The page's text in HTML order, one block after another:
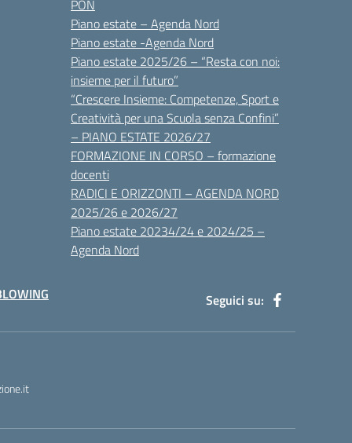
PON
Piano estate – Agenda Nord
Piano estate -Agenda Nord
Piano estate 2025/26 – “Resta con noi:
insieme per il futuro”
“Crescere Insieme: Competenze, Sport e
Creatività per una Scuola senza Confini”
– PIANO ESTATE 2026/27
FORMAZIONE IN CORSO – formazione
docenti
RADICI E ORIZZONTI – AGENDA NORD
2025/26 e 2026/27
Piano estate 20234/24 e 2024/25 –
Agenda Nord
Seguici su: